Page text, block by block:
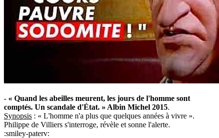
- « Quand les abeilles meurent, les jours de l'homme sont
comptés. Un scandale d'État. » Albin Michel 2015.
Synopsis : « L'homme n'a plus que quelques années à vivre ».
Philippe de Villiers s'interroge, révèle et sonne l'alerte.
:smiley-paterv: